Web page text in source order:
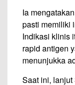
Ia
pasti memiliki
Indikasi klinis
rapid antigen
menunjukka
Saat ini,